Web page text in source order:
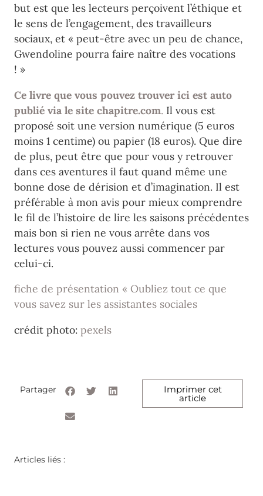
but est que les lecteurs perçoivent l’éthique et
le sens de l’engagement, des travailleurs
sociaux, et « peut-être avec un peu de chance,
Gwendoline pourra faire naître des vocations
! »
Ce livre que vous pouvez trouver ici est auto
publié via le site chapitre.com. Il vous est
proposé soit une version numérique (5 euros
moins 1 centime) ou papier (18 euros). Que dire
de plus, peut être que pour vous y retrouver
dans ces aventures il faut quand même une
bonne dose de dérision et d’imagination. Il est
préférable à mon avis pour mieux comprendre
le fil de l’histoire de lire les saisons précédentes
mais bon si rien ne vous arrête dans vos
lectures vous pouvez aussi commencer par
celui-ci.
fiche de présentation « Oubliez tout ce que
vous savez sur les assistantes sociales
crédit photo: pexels
Partager Imprimer cet
article
Articles liés :